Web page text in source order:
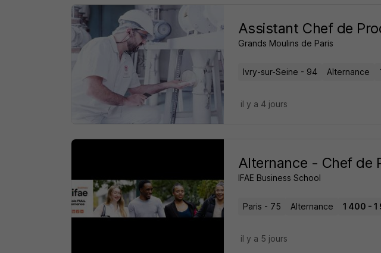
Assistant Chef de
Grands Moulins de Paris
Ivry-sur-Seine - 94 Alternance
il y a 4 jours
Alternance - Chef de
IFAE Business School
Paris - 75 Alternance 1 400 - 1
il y a 5 jours